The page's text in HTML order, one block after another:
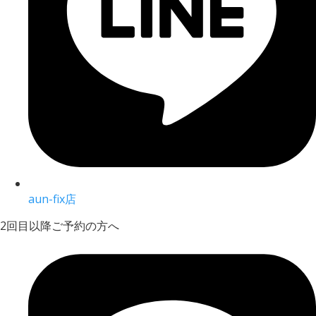
aun-fix店
2回目以降ご予約の方へ